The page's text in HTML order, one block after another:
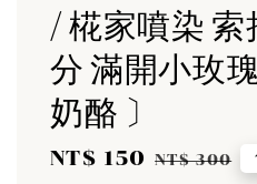
/ 椛家噴染
分 滿開小玫
奶酪 〕
Sale
NT$ 150 Regular
NT$ 300